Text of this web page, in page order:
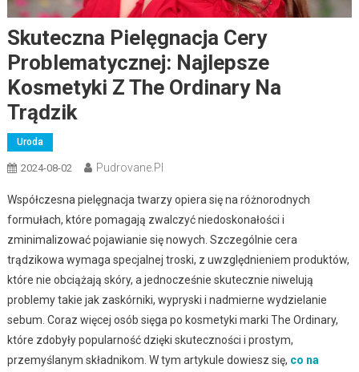
Skuteczna Pielęgnacja Cery
Problematycznej: Najlepsze
Kosmetyki Z The Ordinary Na
Trądzik
Uroda
2024-08-02 Pudrovane.pl
Współczesna pielęgnacja twarzy opiera się na różnorodnych
formułach, które pomagają zwalczyć niedoskonałości i
zminimalizować pojawianie się nowych. Szczególnie cera
trądzikowa wymaga specjalnej troski, z uwzględnieniem produktów,
które nie obciążają skóry, a jednocześnie skutecznie niwelują
problemy takie jak zaskórniki, wypryski i nadmierne wydzielanie
sebum. Coraz więcej osób sięga po kosmetyki marki The Ordinary,
które zdobyły popularność dzięki skuteczności i prostym,
przemyślanym składnikom. W tym artykule dowiesz się, co na